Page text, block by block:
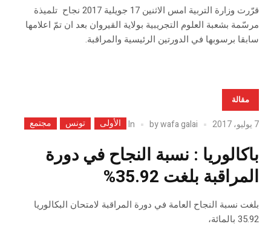
قرّرت وزارة التربية امس الاثنين 17 جويلية 2017 نجاح تلميذة
مرسّمة بشعبة العلوم التجريبية بولاية القيروان بعد ان تمّ اعلامها
سابقا برسوبها في الدورتين الرئيسية والمراقبة.
مقالة
7 يوليو، 2017 bywafa galai
In الأولى تونس مجتمع
باكالوريا : نسبة النجاح في دورة
المراقبة بلغت 35.92%
بلغت نسبة النجاح العامة في دورة المراقبة لامتحان البكالوريا
35.92 بالمائة،